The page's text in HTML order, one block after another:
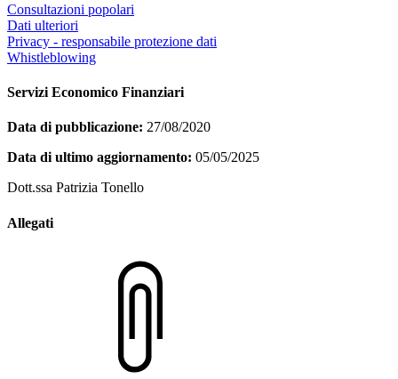
Consultazioni popolari
Dati ulteriori
Privacy - responsabile protezione dati
Whistleblowing
Servizi Economico Finanziari
Data di pubblicazione: 27/08/2020
Data di ultimo aggiornamento: 05/05/2025
Dott.ssa Patrizia Tonello
Allegati